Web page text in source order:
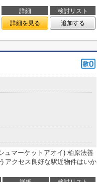
詳細
検討リスト
詳細を見る 追加する
ュマーケットアオイ) 柏原法善
アクセス良好な駅近物件はいか